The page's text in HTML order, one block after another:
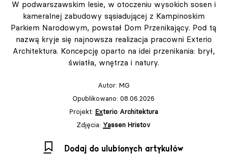
W podwarszawskim lesie, w otoczeniu wysokich sosen i
kameralnej zabudowy sąsiadującej z Kampinoskim
Parkiem Narodowym, powstał Dom Przenikający. Pod tą
nazwą kryje się najnowsza realizacja pracowni Exterio
Architektura. Koncepcję oparto na idei przenikania: brył,
światła, wnętrza i natury.
Autor: MG
Opublikowano: 08.06.2026
Projekt: Exterio Architektura
Zdjęcia: Yassen Hristov
Dodaj do ulubionych artykułów